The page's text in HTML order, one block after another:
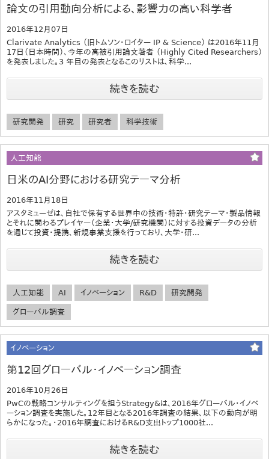
論文の引用動向分析による、影響力の高い科学者
2016年12月07日
Clarivate Analytics （旧トムソン・ロイター IP & Science） は2016年11月
17日（日本時間）、今年の高被引用論文著者 （Highly Cited Researchers）
を発表しました。3 年目の発表となるこのリストは、科学...
続きを読む
研究開発 研究 研究者 科学技術
人工知能
日米のAI分野における研究テーマ分析
2016年11月18日
アスタミューゼは、自社で保有する世界中の技術・特許・研究テーマ・製品情報
とそれに関わるプレイヤー（企業・大学/研究機関）に対する投資データの分析
を通じて投資・提携、新規事業支援を行っており、大学・研...
続きを読む
人工知能 AI イノベーション R&D 研究開発
グローバル調査
イノベーション
第12回グローバル・イノベーション調査
2016年10月26日
PwCの戦略コンサルティングを担うStrategy&は、2016年グローバル・イノベ
ーション調査を実施した。12年目となる2016年調査の結果、以下の動向が明
らかになった。・2016年調査におけるR&D支出トップ1000社...
続きを読む